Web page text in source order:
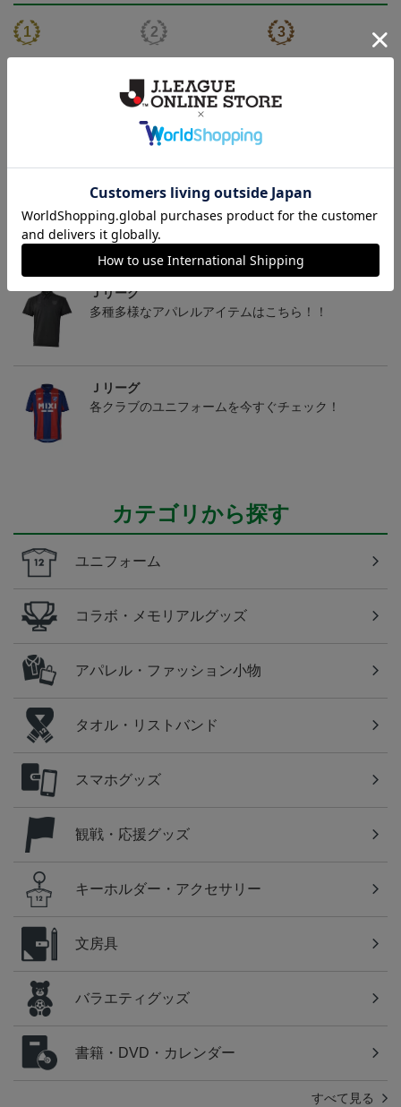
2022 オーセンティックユ
ニフォーム FP 1st
XLARGE × ヴァンラーレ
八戸 コラボTシャツ (デザ
インB)
ユニフォーム型コードホ
ルダー (ヴァンラーレ八
戸)
1,100円
Ｊリーグ
多種多様なアパレルアイテムはこちら！！
Ｊリーグ
各クラブのユニフォームを今すぐチェック！
カテゴリから探す
ユニフォーム
コラボ・メモリアルグッズ
アパレル・ファッション小物
タオル・リストバンド
スマホグッズ
観戦・応援グッズ
キーホルダー・アクセサリー
文房具
バラエティグッズ
書籍・DVD・カレンダー
すべて見る